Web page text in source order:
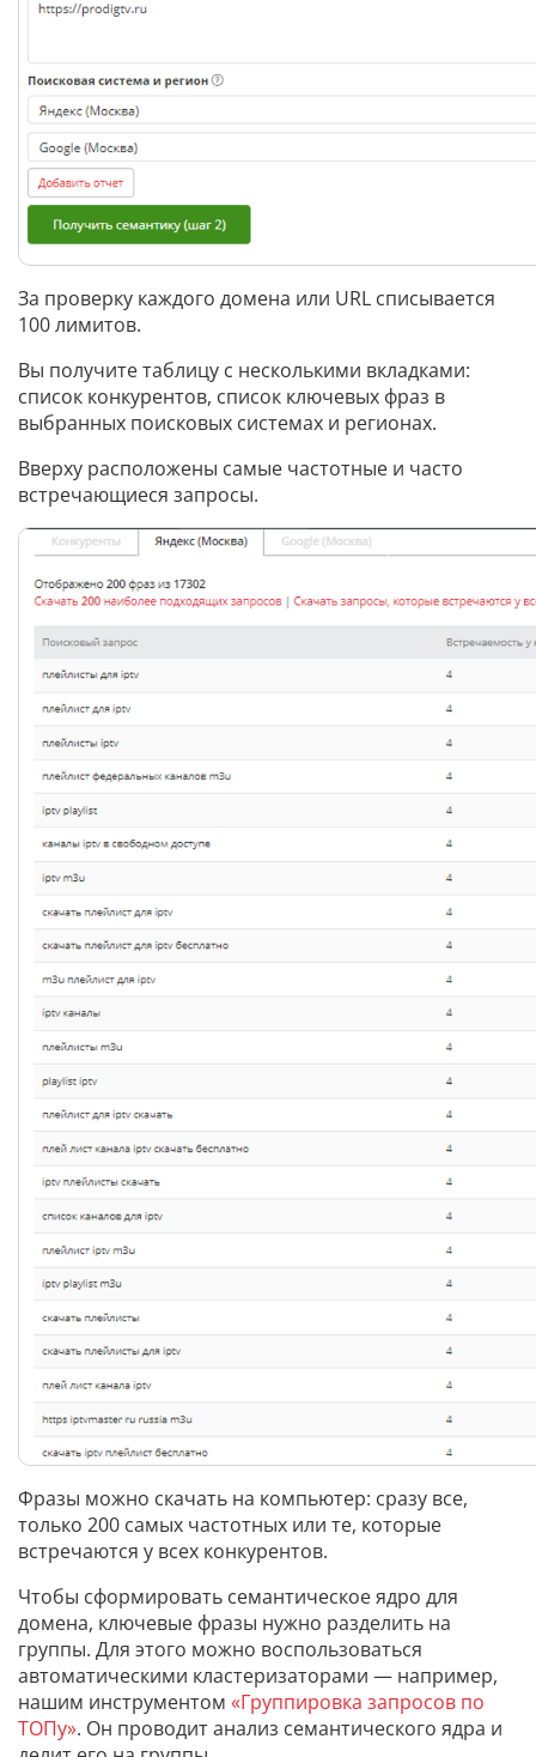
За проверку каждого домена или URL списывается
100 лимитов.
Вы получите таблицу с несколькими вкладками:
список конкурентов, список ключевых фраз в
выбранных поисковых системах и регионах.
Вверху расположены самые частотные и часто
встречающиеся запросы.
Фразы можно скачать на компьютер: сразу все,
только 200 самых частотных или те, которые
встречаются у всех конкурентов.
Чтобы сформировать семантическое ядро для
домена, ключевые фразы нужно разделить на
группы. Для этого можно воспользоваться
автоматическими кластеризаторами — например,
нашим инструментом «Группировка запросов по
ТОПу». Он проводит анализ семантического ядра и